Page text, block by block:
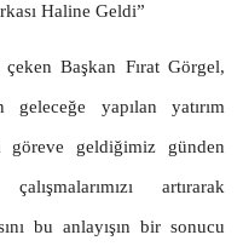
Haline Geldi”
Başkan Fırat Görgel,
geleceğe yapılan yatırım
göreve geldiğimiz günden
artırarak
bu anlayışın bir sonucu